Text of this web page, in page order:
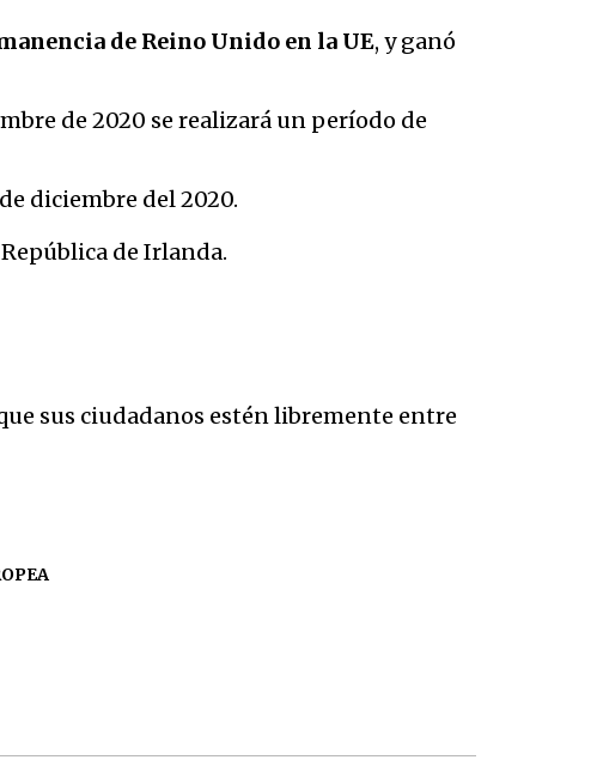
de Reino Unido en la UE, y ganó
de 2020 se realizará un período de
diciembre del 2020.
de Irlanda.
sus ciudadanos estén libremente entre